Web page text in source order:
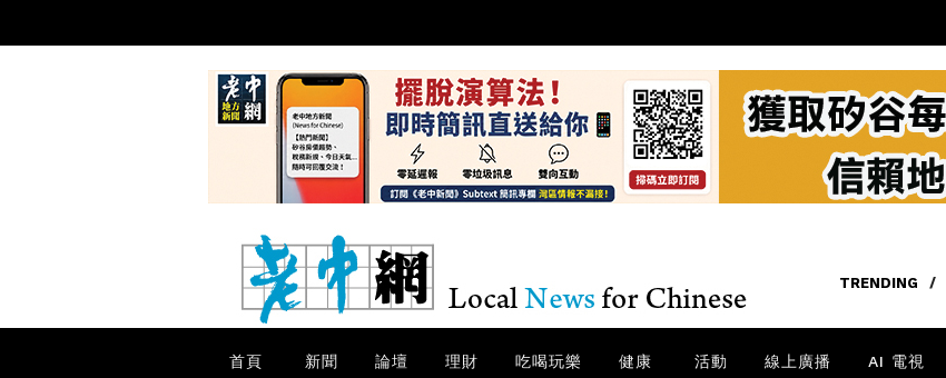
TRENDING /
首頁 新聞 論壇 理財 吃喝玩樂 健康 活動 線上廣播 AI 電視